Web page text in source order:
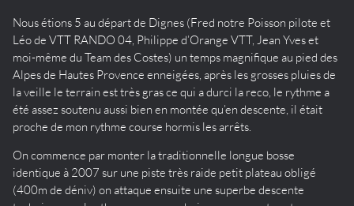
Nous étions 5 au départ de Dignes (Fred notre Poisson pilote et
Léo de VTT RANDO 04, Philippe d’Orange VTT, Jean Yves et
moi-même du Team des Costes) un temps magnifique au pied des
Alpes de Hautes Provence enneigées, après les grosses pluies de
la veille le terrain est très gras ce qui a durci la reco, le rythme a
été assez soutenu aussi bien en montée qu’en descente, il était
proche de mon rythme course hormis les arrêts.
On commence par monter la traditionnelle longue bosse
identique à 2007 sur une piste très raide petit plateau obligé
(400m de déniv) on attaque ensuite une superbe descente